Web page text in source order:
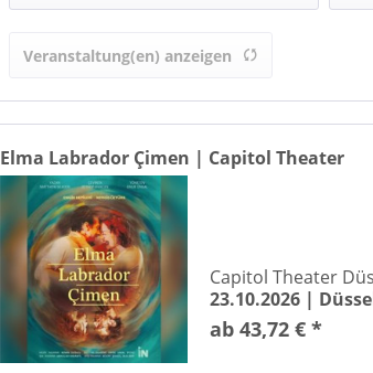
von27,10 €bis69,99 €
Veranstaltung(en) anzeigen
Elma Labrador Çimen | Capitol Theater
Capitol Theater
23.10.2026 |
ab 43,72 € *